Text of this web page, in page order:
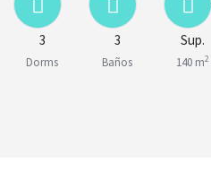
3
Dorms
3
Baños
Sup.
140 m2